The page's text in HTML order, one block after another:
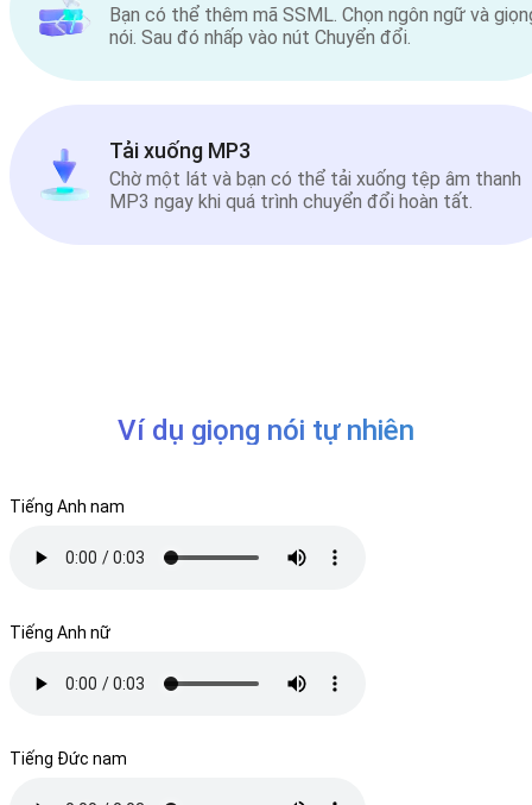
Bạn có thể thêm mã SSML. Chọn ngôn ngữ và
nói. Sau đó nhấp vào nút Chuyển đổi.
Tải xuống MP3
Chờ một lát và bạn có thể tải xuống tệp âm thanh
MP3 ngay khi quá trình chuyển đổi hoàn tất.
Ví dụ giọng nói tự nhiên
Tiếng Anh nam
Tiếng Anh nữ
Tiếng Đức nam